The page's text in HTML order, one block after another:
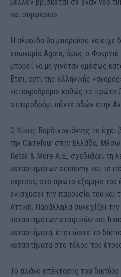
και συμφέρει».
Η αλυσίδα θα μπορούσε να είχε
επωνυμία Agora, όμως ο
μπορεί να μη γινόταν αμέσως
Ετσι, αντί της ελληνικής
«σταυροδρόμι» καθώς το πρώτο
σταυροδρόμι πέντε οδών στην
Ο Νίκος Βαρδινογιάννης το
την Carrefour στην Ελλάδα. Μέσω
Retail & More A.E., σχεδιάζει τη
καταστημάτων economy και το
express, στο πρώτο εξάμηνο του
ενισχύσει την παρουσία του και
Αττική. Παράλληλα συνεχίζει
καταστημάτων εταιρικών και
καταστήματα, έτσι ώστε το
καταστήματα στο τέλος του
Το πλάνο επέκτασης του